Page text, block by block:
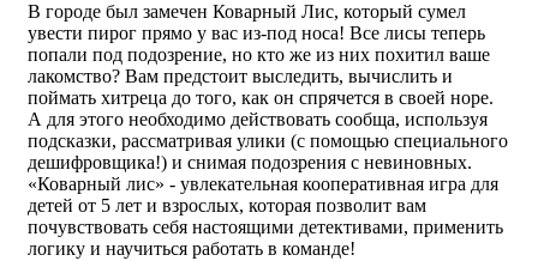
В городе был замечен Коварный Лис, который сумел
увести пирог прямо у вас из-под носа! Все лисы теперь
попали под подозрение, но кто же из них похитил ваше
лакомство? Вам предстоит выследить, вычислить и
поймать хитреца до того, как он спрячется в своей норе.
А для этого необходимо действовать сообща, используя
подсказки, рассматривая улики (с помощью специального
дешифровщика!) и снимая подозрения с невиновных.
«Коварный лис» - увлекательная кооперативная игра для
детей от 5 лет и взрослых, которая позволит вам
почувствовать себя настоящими детективами, применить
логику и научиться работать в команде!